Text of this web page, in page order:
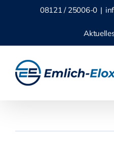
08121 / 25006-0 |